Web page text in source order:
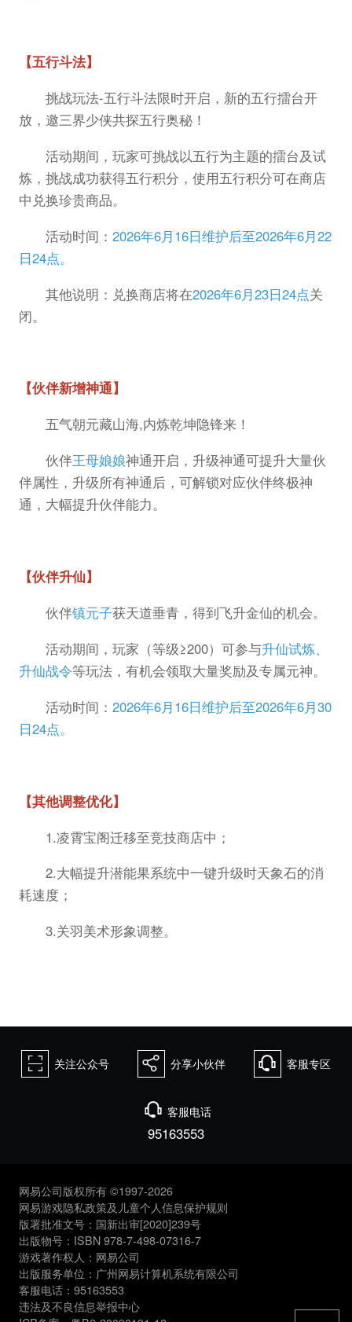
【五行斗法】
挑战玩法-五行斗法限时开启，新的五行擂台开
放，邀三界少侠共探五行奥秘！
活动期间，玩家可挑战以五行为主题的擂台及试
炼，挑战成功获得五行积分，使用五行积分可在商店
中兑换珍贵商品。
活动时间： 2026年6月16日维护后至2026年6月22
日24点。
其他说明：兑换商店将在2026年6月23日24点关
闭。
【伙伴新增神通】
五气朝元藏山海,内炼乾坤隐锋来！
伙伴王母娘娘神通开启，升级神通可提升大量伙
伴属性，升级所有神通后，可解锁对应伙伴终极神
通，大幅提升伙伴能力。
【伙伴升仙】
伙伴镇元子获天道垂青，得到飞升金仙的机会。
活动期间，玩家（等级≥200）可参与升仙试炼、
升仙战令等玩法，有机会领取大量奖励及专属元神。
活动时间： 2026年6月16日维护后至2026年6月30
日24点。
【其他调整优化】
1.凌霄宝阁迁移至竞技商店中；
2.大幅提升潜能果系统中一键升级时天象石的消
耗速度；
3.关羽美术形象调整。
򰀁 关注公众号 򰀂 分享小伙伴 򰀃 客服专区
򰀃 客服电话
95163553
网易公司版权所有 ©1997-2026
网易游戏隐私政策及儿童个人信息保护规则
版署批准文号：国新出审[2020]239号
出版物号：ISBN 978-7-498-07316-7
游戏著作权人：网易公司
出版服务单位：广州网易计算机系统有限公司
客服电话：95163553
违法及不良信息举报中心